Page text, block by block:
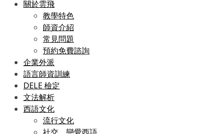
關於雲飛
教學特色
師資介紹
常見問題
預約免費諮詢
企業外派
語言師資訓練
DELE 檢定
文法解析
西語文化
流行文化